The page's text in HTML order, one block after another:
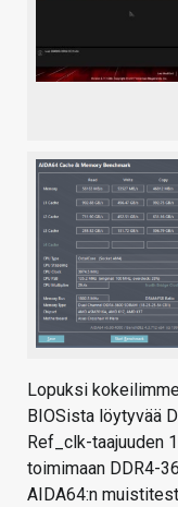
Lopuksi
BIOSista löytyvää
Ref_clk-taajuuden
toimimaan DDR4-
AIDA64:n